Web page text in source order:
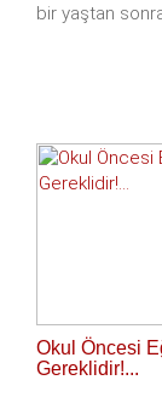
bir yaştan
Okul Öncesi
Gereklidir!...